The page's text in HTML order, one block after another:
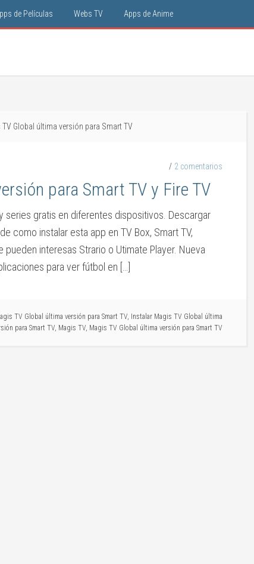
de Películas Webs TV Apps de Anime
Global última versión para Smart TV
2 comentarios
para Smart TV y Fire TV
series gratis en diferentes dispositivos. Descargar
como instalar esta app en TV Box, Smart TV,
interesas Strario o Utimate Player. Nueva
para ver fútbol en […]
TV Global última versión para Smart TV, Instalar Magis TV Global última
para Smart TV, Magis TV, Magis TV Global última versión para Smart TV